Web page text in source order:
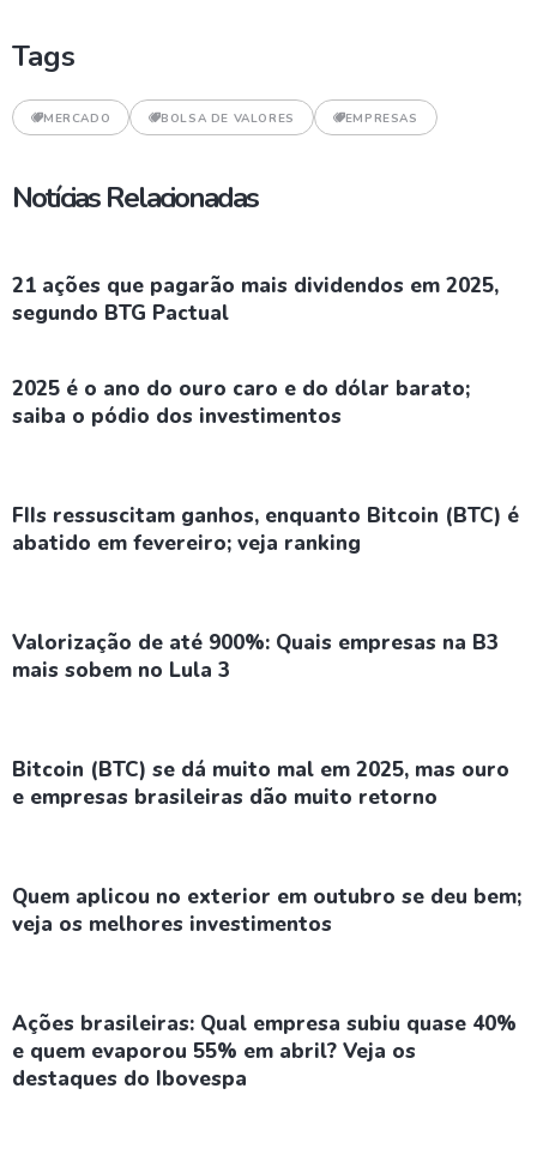
Tags
MERCADO BOLSA DE VALORES EMPRESAS
Notícias Relacionadas
21 ações que pagarão mais dividendos em 2025,
segundo BTG Pactual
2025 é o ano do ouro caro e do dólar barato;
saiba o pódio dos investimentos
FIIs ressuscitam ganhos, enquanto Bitcoin (BTC) é
abatido em fevereiro; veja ranking
Valorização de até 900%: Quais empresas na B3
mais sobem no Lula 3
Bitcoin (BTC) se dá muito mal em 2025, mas ouro
e empresas brasileiras dão muito retorno
Quem aplicou no exterior em outubro se deu bem;
veja os melhores investimentos
Ações brasileiras: Qual empresa subiu quase 40%
e quem evaporou 55% em abril? Veja os
destaques do Ibovespa